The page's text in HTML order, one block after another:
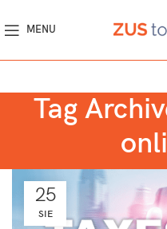
MENU
Tag
25
SIE